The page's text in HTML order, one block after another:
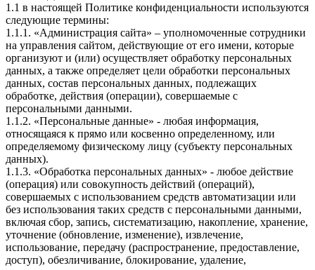
1.1 в настоящей Политике конфиденциальности используются
следующие термины:
1.1.1. «Администрация сайта» – уполномоченные сотрудники
на управления сайтом, действующие от его имени, которые
организуют и (или) осуществляет обработку персональных
данных, а также определяет цели обработки персональных
данных, состав персональных данных, подлежащих
обработке, действия (операции), совершаемые с
персональными данными.
1.1.2. «Персональные данные» - любая информация,
относящаяся к прямо или косвенно определенному, или
определяемому физическому лицу (субъекту персональных
данных).
1.1.3. «Обработка персональных данных» - любое действие
(операция) или совокупность действий (операций),
совершаемых с использованием средств автоматизации или
без использования таких средств с персональными данными,
включая сбор, запись, систематизацию, накопление, хранение,
уточнение (обновление, изменение), извлечение,
использование, передачу (распространение, предоставление,
доступ), обезличивание, блокирование, удаление,